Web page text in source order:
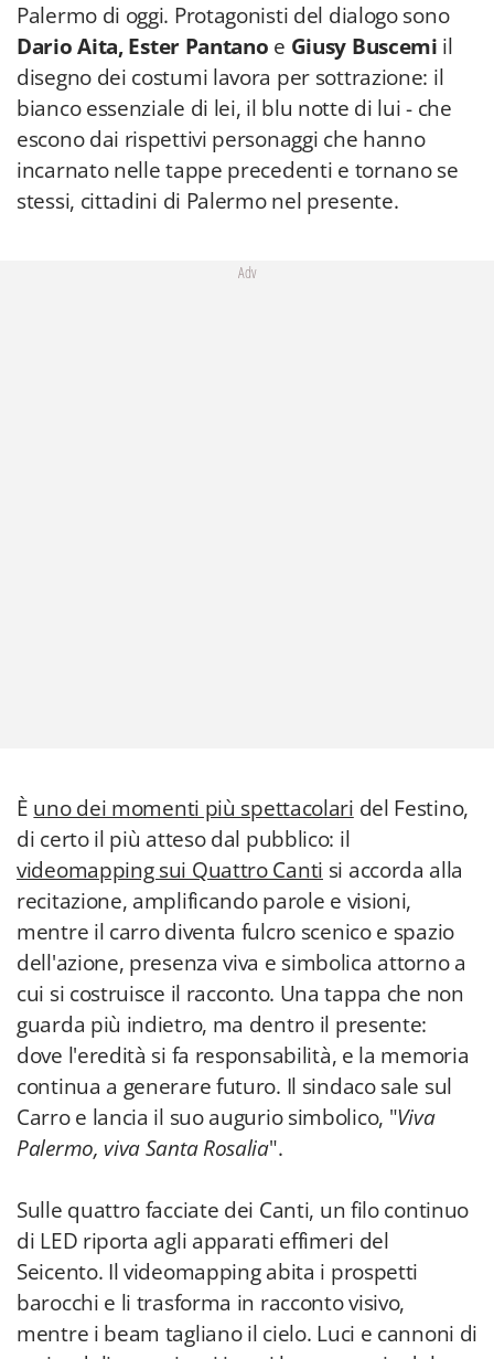
Palermo di oggi. Protagonisti del dialogo sono
Dario Aita, Ester Pantano e Giusy Buscemi il
disegno dei costumi lavora per sottrazione: il
bianco essenziale di lei, il blu notte di lui - che
escono dai rispettivi personaggi che hanno
incarnato nelle tappe precedenti e tornano se
stessi, cittadini di Palermo nel presente.
Adv
È uno dei momenti più spettacolari del Festino,
di certo il più atteso dal pubblico: il
videomapping sui Quattro Canti si accorda alla
recitazione, amplificando parole e visioni,
mentre il carro diventa fulcro scenico e spazio
dell'azione, presenza viva e simbolica attorno a
cui si costruisce il racconto. Una tappa che non
guarda più indietro, ma dentro il presente:
dove l'eredità si fa responsabilità, e la memoria
continua a generare futuro. Il sindaco sale sul
Carro e lancia il suo augurio simbolico, "Viva
Palermo, viva Santa Rosalia".
Sulle quattro facciate dei Canti, un filo continuo
di LED riporta agli apparati effimeri del
Seicento. Il videomapping abita i prospetti
barocchi e li trasforma in racconto visivo,
mentre i beam tagliano il cielo. Luci e cannoni di